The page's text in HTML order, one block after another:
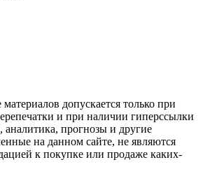
допускается только при
и при наличии гиперссылки
прогнозы и другие
на данном сайте, не являются
к покупке или продаже каких-